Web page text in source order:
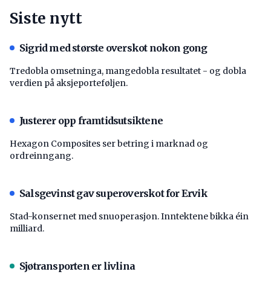
Siste nytt
Sigrid med største overskot nokon gong
Tredobla omsetninga, mangedobla resultatet - og dobla
verdien på aksjeporteføljen.
Justerer opp framtidsutsiktene
Hexagon Composites ser betring i marknad og
ordreinngang.
Salsgevinst gav superoverskot for Ervik
Stad-konsernet med snuoperasjon. Inntektene bikka éin
milliard.
Sjøtransporten er livlina